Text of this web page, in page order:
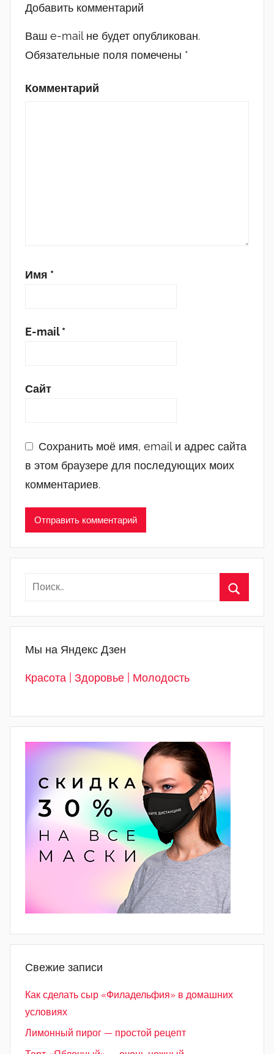
Добавить комментарий
Ваш e-mail не будет опубликован.
Обязательные поля помечены *
Комментарий
Имя *
E-mail*
Сайт
Сохранить моё имя, email и адрес сайта
в этом браузере для последующих моих
комментариев.
Мы на Яндекс Дзен
Красота | Здоровье | Молодость
Свежие записи
Как сделать сыр «Филадельфия» в домашних
условиях
Лимонный пирог — простой рецепт